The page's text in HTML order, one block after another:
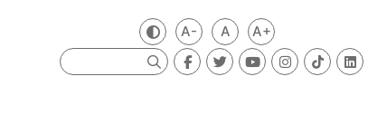
Zmień kontrast
A-Mniejsza czcionka
ADomyślna czcionka
A+Większa
Szukaj